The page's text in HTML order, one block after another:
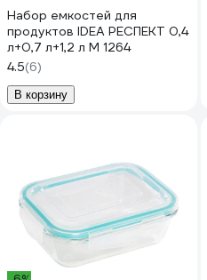
Набор емкостей для
продуктов IDEA РЕСПЕКТ 0,4
л+0,7 л+1,2 л М 1264
4.5(6)
В корзину